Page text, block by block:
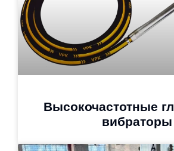
Высокочастотные
вибраторы